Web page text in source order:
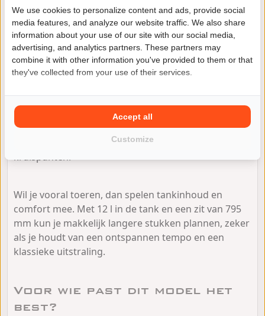
Voor woon-werk is de Mash Black Seven 125 vooral
interessant als je een motor zoekt die licht aanvoelt
en praktisch blijft in druk verkeer. Het vernieuwde
dashboard geeft je de info die je tijdens het rijden
gelijkmatige loop. Ook het ABS remsysteem is een
pluspunt als je vaak rijdt in omstandigheden die niet
altijd ideaal zijn, zoals regen of gladde belijning op
kruispunten.
Wil je vooral toeren, dan spelen tankinhoud en
comfort mee. Met 12 l in de tank en een zit van 795
mm kun je makkelijk langere stukken plannen, zeker
als je houdt van een ontspannen tempo en een
klassieke uitstraling.
Voor wie past dit model het
best?
We use cookies to personalize content and ads, provide social
media features, and analyze our website traffic. We also share
information about your use of our site with our social media,
advertising, and analytics partners. These partners may
combine it with other information you've provided to them or that
they've collected from your use of their services.
Customize
Accept all